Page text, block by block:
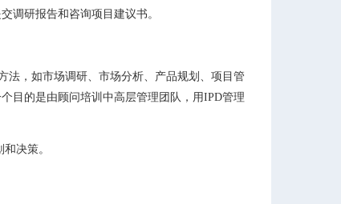
调研报告和咨询项目建议书。
，如市场调研、市场分析、产品规划、项目管
目的是由顾问培训中高层管理团队，用IPD管理
决策。